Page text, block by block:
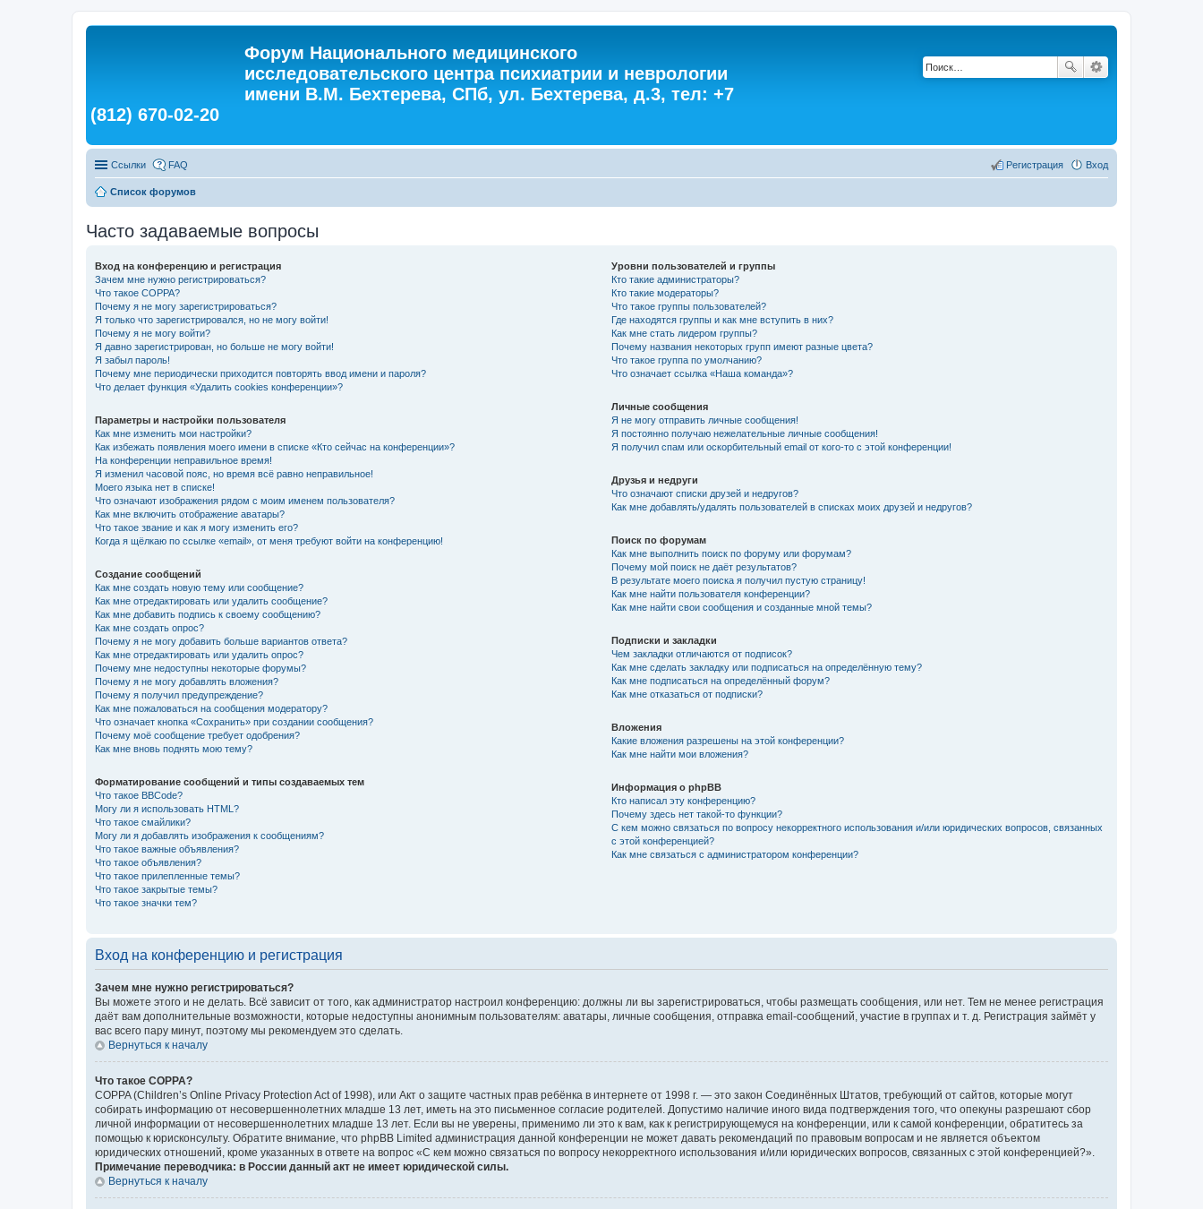
Форум Национального медицинского
исследовательского центра психиатрии и неврологии
имени В.М. Бехтерева, СПб, ул. Бехтерева, д.3, тел: +7
(812) 670-02-20
Ссылки FAQ Вход
Регистрация
Список форумов
Часто задаваемые вопросы
Вход на конференцию и регистрация
Зачем мне нужно регистрироваться?
Что такое COPPA?
Почему я не могу зарегистрироваться?
Я только что зарегистрировался, но не могу войти!
Почему я не могу войти?
Я давно зарегистрирован, но больше не могу войти!
Я забыл пароль!
Почему мне периодически приходится повторять ввод имени и пароля?
Что делает функция «Удалить cookies конференции»?
Параметры и настройки пользователя
Как мне изменить мои настройки?
Как избежать появления моего имени в списке «Кто сейчас на конференции»?
На конференции неправильное время!
Я изменил часовой пояс, но время всё равно неправильное!
Моего языка нет в списке!
Что означают изображения рядом с моим именем пользователя?
Как мне включить отображение аватары?
Что такое звание и как я могу изменить его?
Когда я щёлкаю по ссылке «email», от меня требуют войти на конференцию!
Создание сообщений
Как мне создать новую тему или сообщение?
Как мне отредактировать или удалить сообщение?
Как мне добавить подпись к своему сообщению?
Как мне создать опрос?
Почему я не могу добавить больше вариантов ответа?
Как мне отредактировать или удалить опрос?
Почему мне недоступны некоторые форумы?
Почему я не могу добавлять вложения?
Почему я получил предупреждение?
Как мне пожаловаться на сообщения модератору?
Что означает кнопка «Сохранить» при создании сообщения?
Почему моё сообщение требует одобрения?
Как мне вновь поднять мою тему?
Форматирование сообщений и типы создаваемых тем
Что такое BBCode?
Могу ли я использовать HTML?
Что такое смайлики?
Могу ли я добавлять изображения к сообщениям?
Что такое важные объявления?
Что такое объявления?
Что такое прилепленные темы?
Что такое закрытые темы?
Что такое значки тем?
Уровни пользователей и группы
Кто такие администраторы?
Кто такие модераторы?
Что такое группы пользователей?
Где находятся группы и как мне вступить в них?
Как мне стать лидером группы?
Почему названия некоторых групп имеют разные цвета?
Что такое группа по умолчанию?
Что означает ссылка «Наша команда»?
Личные сообщения
Я не могу отправить личные сообщения!
Я постоянно получаю нежелательные личные сообщения!
Я получил спам или оскорбительный email от кого-то с этой конференции!
Друзья и недруги
Что означают списки друзей и недругов?
Как мне добавлять/удалять пользователей в списках моих друзей и недругов?
Поиск по форумам
Как мне выполнить поиск по форуму или форумам?
Почему мой поиск не даёт результатов?
В результате моего поиска я получил пустую страницу!
Как мне найти пользователя конференции?
Как мне найти свои сообщения и созданные мной темы?
Подписки и закладки
Чем закладки отличаются от подписок?
Как мне сделать закладку или подписаться на определённую тему?
Как мне подписаться на определённый форум?
Как мне отказаться от подписки?
Вложения
Какие вложения разрешены на этой конференции?
Как мне найти мои вложения?
Информация о phpBB
Кто написал эту конференцию?
Почему здесь нет такой-то функции?
С кем можно связаться по вопросу некорректного использования и/или юридических вопросов, связанных
с этой конференцией?
Как мне связаться с администратором конференции?
Вход на конференцию и регистрация
Зачем мне нужно регистрироваться?
Вы можете этого и не делать. Всё зависит от того, как администратор настроил конференцию: должны ли вы зарегистрироваться, чтобы размещать сообщения, или нет. Тем не менее регистрация
даёт вам дополнительные возможности, которые недоступны анонимным пользователям: аватары, личные сообщения, отправка email-сообщений, участие в группах и т. д. Регистрация займёт у
вас всего пару минут, поэтому мы рекомендуем это сделать.
Вернуться к началу
Что такое COPPA?
COPPA (Children’s Online Privacy Protection Act of 1998), или Акт о защите частных прав ребёнка в интернете от 1998 г. — это закон Соединённых Штатов, требующий от сайтов, которые могут
собирать информацию от несовершеннолетних младше 13 лет, иметь на это письменное согласие родителей. Допустимо наличие иного вида подтверждения того, что опекуны разрешают сбор
личной информации от несовершеннолетних младше 13 лет. Если вы не уверены, применимо ли это к вам, как к регистрирующемуся на конференции, или к самой конференции, обратитесь за
помощью к юрисконсульту. Обратите внимание, что phpBB Limited администрация данной конференции не может давать рекомендаций по правовым вопросам и не является объектом
юридических отношений, кроме указанных в ответе на вопрос «С кем можно связаться по вопросу некорректного использования и/или юридических вопросов, связанных с этой конференцией?».
Примечание переводчика: в России данный акт не имеет юридической силы.
Вернуться к началу